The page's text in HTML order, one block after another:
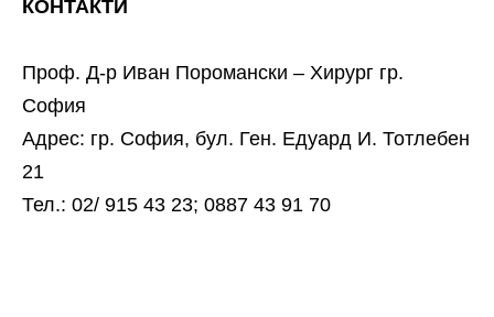
КОНТАКТИ
Проф. Д-р Иван Поромански – Хирург гр.
София
Адрес: гр. София, бул. Ген. Едуард И. Тотлебен
21
Тел.: 02/ 915 43 23; 0887 43 91 70